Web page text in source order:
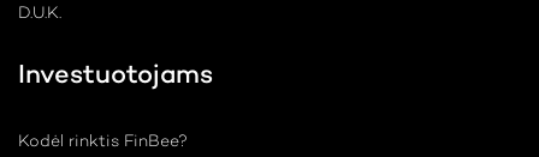
D.U.K.
Investuotojams
Kodėl rinktis FinBee?